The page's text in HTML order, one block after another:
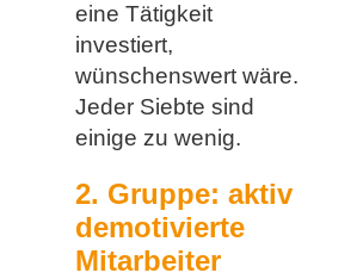
eine Tätigkeit
investiert,
wünschenswert wäre.
Jeder Siebte sind
einige zu wenig.
2. Gruppe: aktiv
demotivierte
Mitarbeiter